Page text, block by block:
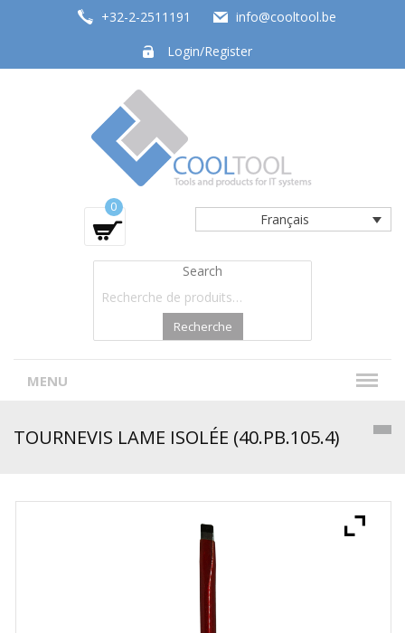
+32-2-2511191
info@cooltool.be
Login/Register
Tools and products for office systems
Français
0
Search
Recherche
MENU
TOURNEVIS LAME ISOLÉE (40.PB.105.4)